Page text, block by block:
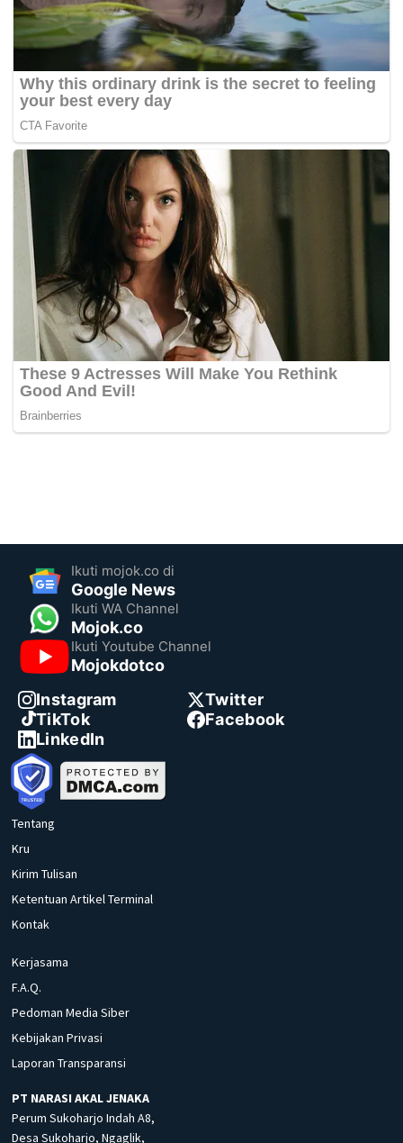
Ikuti mojok.co di
Google News
Ikuti WA Channel
Mojok.co
Ikuti Youtube Channel
Mojokdotco
Instagram
Twitter
TikTok
Facebook
LinkedIn
Tentang
Kru
Kirim Tulisan
Ketentuan Artikel Terminal
Kontak
Kerjasama
F.A.Q.
Pedoman Media Siber
Kebijakan Privasi
Laporan Transparansi
PT NARASI AKAL JENAKA
Perum Sukoharjo Indah A8,
Desa Sukoharjo, Ngaglik,